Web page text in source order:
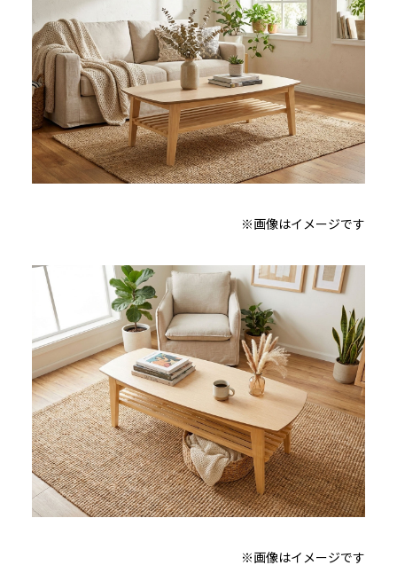
※画像はイメージです
※画像はイメージです